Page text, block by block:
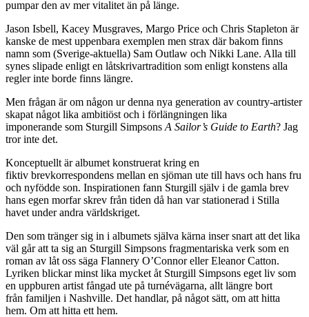
pumpar den av mer vitalitet än på länge.
Jason Isbell, Kacey Musgraves, Margo Price och Chris Stapleton är
kanske de mest uppenbara exemplen men strax där bakom finns
namn som (Sverige-aktuella) Sam Outlaw och Nikki Lane. Alla till
synes slipade enligt en låtskrivartradition som enligt konstens alla
regler inte borde finns längre.
Men frågan är om någon ur denna nya generation av country-artister
skapat något lika ambitiöst och i förlängningen lika
imponerande som Sturgill Simpsons A Sailor’s Guide to Earth? Jag
tror inte det.
Konceptuellt är albumet konstruerat kring en
fiktiv brevkorrespondens mellan en sjöman ute till havs och hans fru
och nyfödde son. Inspirationen fann Sturgill själv i de gamla brev
hans egen morfar skrev från tiden då han var stationerad i Stilla
havet under andra världskriget.
Den som tränger sig in i albumets själva kärna inser snart att det lika
väl går att ta sig an Sturgill Simpsons fragmentariska verk som en
roman av låt oss säga Flannery O’Connor eller Eleanor Catton.
Lyriken blickar minst lika mycket åt Sturgill Simpsons eget liv som
en uppburen artist fångad ute på turnévägarna, allt längre bort
från familjen i Nashville. Det handlar, på något sätt, om att hitta
hem. Om att hitta ett hem.